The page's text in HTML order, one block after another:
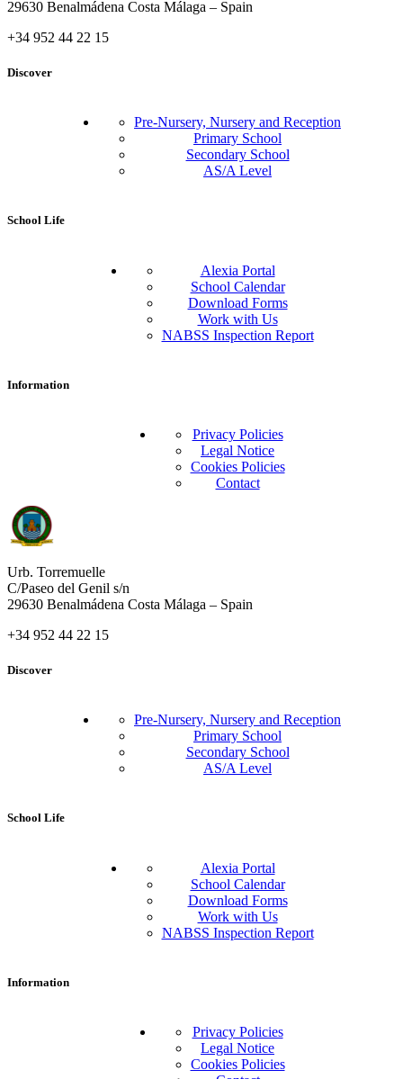
29630 Benalmádena Costa Málaga – Spain
+34 952 44 22 15
Discover
Pre-Nursery, Nursery and Reception
Primary School
Secondary School
AS/A Level
School Life
Alexia Portal
School Calendar
Download Forms
Work with Us
NABSS Inspection Report
Information
Privacy Policies
Legal Notice
Cookies Policies
Contact
Urb. Torremuelle
C/Paseo del Genil s/n
29630 Benalmádena Costa Málaga – Spain
+34 952 44 22 15
Discover
Pre-Nursery, Nursery and Reception
Primary School
Secondary School
AS/A Level
School Life
Alexia Portal
School Calendar
Download Forms
Work with Us
NABSS Inspection Report
Information
Privacy Policies
Legal Notice
Cookies Policies